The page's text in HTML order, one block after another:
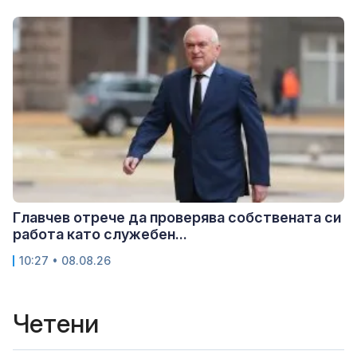
Главчев отрече да проверява собствената си
работа като служебен...
10:27 • 08.08.26
Четени